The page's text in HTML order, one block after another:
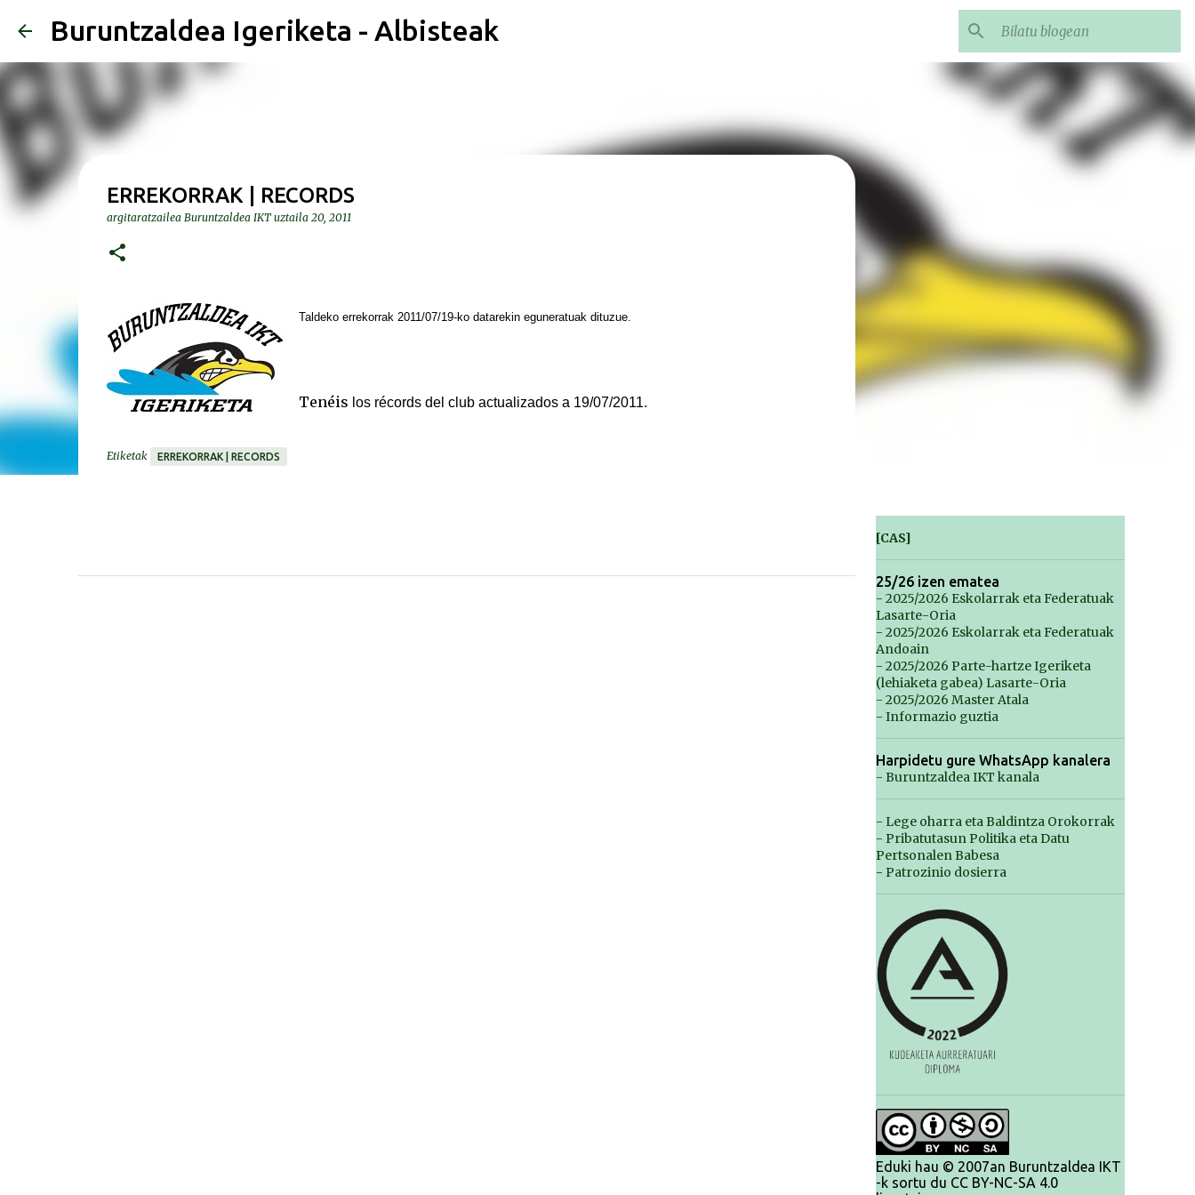
Saltatu eta joan eduki nagusira
Buruntzaldea Igeriketa - Albisteak
ERREKORRAK | RECORDS
argitaratzailea Buruntzaldea IKT uztaila 20, 2011
Taldeko errekorrak 2011/07/19-ko datarekin eguneratuak dituzue.
Tenéis los récordsdel club actualizados a 19/07/2011.
Etiketak ERREKORRAK | RECORDS
[CAS]
25/26 izen ematea
- 2025/2026 Eskolarrak eta Federatuak
Lasarte-Oria
- 2025/2026 Eskolarrak eta Federatuak
Andoain
- 2025/2026 Parte-hartze Igeriketa
(lehiaketa gabea) Lasarte-Oria
- 2025/2026 Master Atala
- Informazio guztia
Harpidetu gure WhatsApp kanalera
- Buruntzaldea IKT kanala
- Lege oharra eta Baldintza Orokorrak
- Pribatutasun Politika eta Datu
Pertsonalen Babesa
- Patrozinio dosierra
Eduki hau © 2007an Buruntzaldea IKT
-k sortu du CC BY-NC-SA 4.0